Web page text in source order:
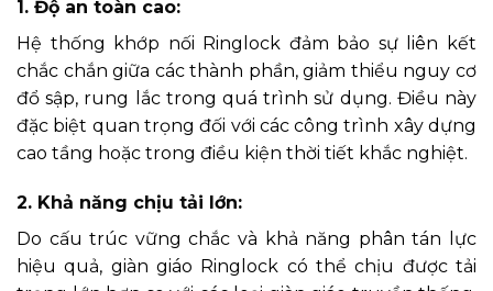
1. Độ an toàn cao:
Hệ thống khớp nối Ringlock đảm bảo sự liên kết
chắc chắn giữa các thành phần, giảm thiểu nguy cơ
đổ sập, rung lắc trong quá trình sử dụng. Điều này
đặc biệt quan trọng đối với các công trình xây dựng
cao tầng hoặc trong điều kiện thời tiết khắc nghiệt.
2. Khả năng chịu tải lớn:
Do cấu trúc vững chắc và khả năng phân tán lực
hiệu quả, giàn giáo Ringlock có thể chịu được tải